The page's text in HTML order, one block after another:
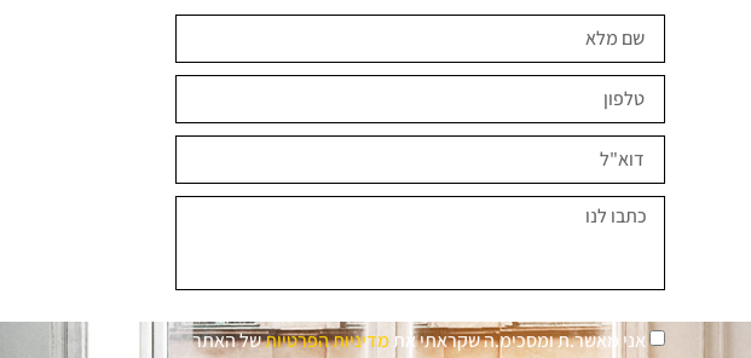
אני מאשר.ת ומסכימ.ה שקראתי את מדיניות הפרטיותשל האתר